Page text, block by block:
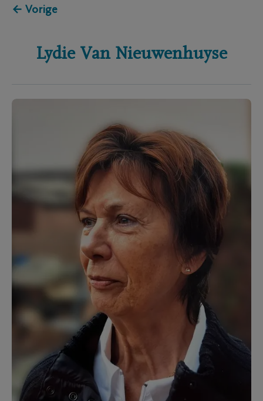
← Vorige
Lydie Van Nieuwenhuyse